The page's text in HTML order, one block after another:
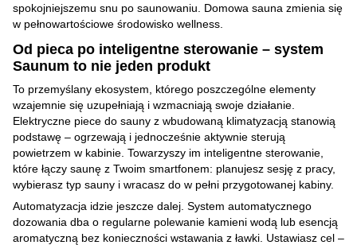
spokojniejszemu snu po saunowaniu. Domowa sauna zmienia się
w pełnowartościowe środowisko wellness.
Od pieca po inteligentne sterowanie – system
Saunum to nie jeden produkt
To przemyślany ekosystem, którego poszczególne elementy
wzajemnie się uzupełniają i wzmacniają swoje działanie.
Elektryczne piece do sauny z wbudowaną klimatyzacją stanowią
podstawę – ogrzewają i jednocześnie aktywnie sterują
powietrzem w kabinie. Towarzyszy im inteligentne sterowanie,
które łączy saunę z Twoim smartfonem: planujesz sesję z pracy,
wybierasz typ sauny i wracasz do w pełni przygotowanej kabiny.
Automatyzacja idzie jeszcze dalej. System automatycznego
dozowania dba o regularne polewanie kamieni wodą lub esencją
aromatyczną bez konieczności wstawania z ławki. Ustawiasz cel –